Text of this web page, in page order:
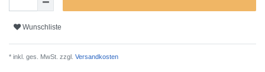
Wunschliste
* inkl. ges. MwSt. zzgl. Versandkosten